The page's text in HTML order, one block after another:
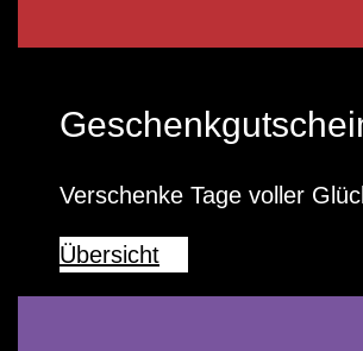
Verschenke Tage voller
Übersicht